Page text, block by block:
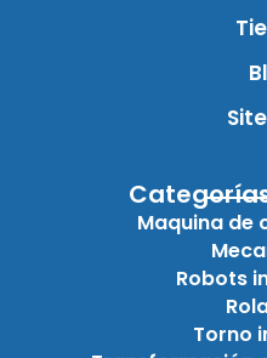
Maquina de
Robots
Torno